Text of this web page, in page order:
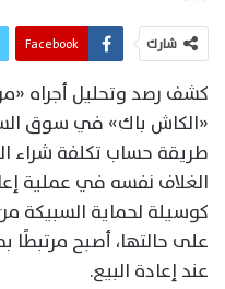
شارك Facebook
كشف رصد وتحليل أجراه
«الكاش باك» في سوق
طريقة حساب تكلفة شراء
الغلاف نفسه في عملية
كوسيلة لحماية السبيكة
على حالتها، أصبح مرتبطًا
عند إعادة البيع.